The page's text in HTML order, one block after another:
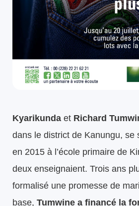
Kyarikunda et Richard
dans le district de Kanungu, se
en 2015 à l’école primaire de
deux enseignaient. Trois ans
formalisé une promesse de
base, Tumwine a financé la